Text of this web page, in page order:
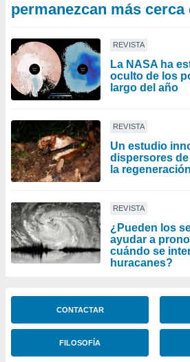
permanezcan más cerca
REVISTA
La NASA ha
oculto de los
largo del año
REVISTA
Un estudio
dispersores
la
REVISTA
¿Pueden los
ayudar a
cuándo se
huracanes?
CONTACTAR
FILOSOFÍA